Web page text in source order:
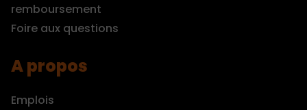
remboursement
Foire aux questions
A propos
Emplois